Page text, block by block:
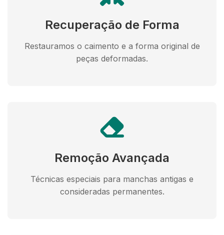
Recuperação de Forma
Restauramos o caimento e a forma original de
peças deformadas.
Remoção Avançada
Técnicas especiais para manchas antigas e
consideradas permanentes.